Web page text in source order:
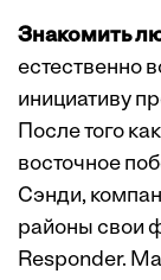
Знакомить
естественно
инициативу
После того
восточное
Сэнди,
районы свои
Responder.